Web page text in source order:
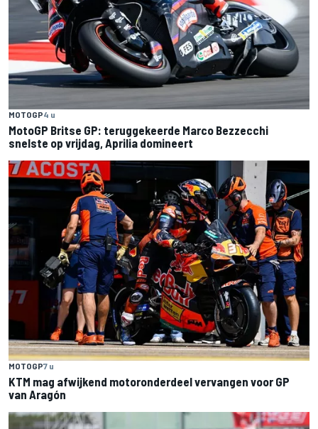
MOTOGP4 u
MotoGP Britse GP: teruggekeerde Marco Bezzecchi
snelste op vrijdag, Aprilia domineert
MOTOGP7 u
KTM mag afwijkend motoronderdeel vervangen voor GP
van Aragón